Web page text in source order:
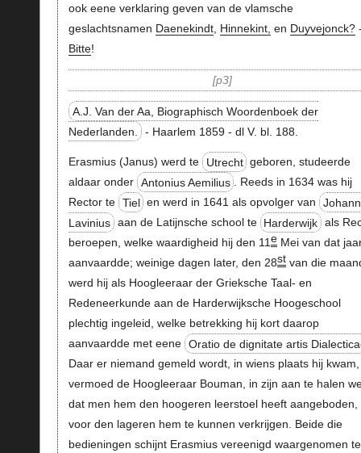
ook eene verklaring geven van de vlamsche
geslachtsnamen Daenekindt, Hinnekint, en Duyvejonck?
Bitte!
p3
A.J. Van der Aa, Biographisch Woordenboek der
Nederlanden. - Haarlem 1859 - dl V. bl. 188.
Erasmius (Janus) werd te Utrecht geboren, studeerde
aldaar onder Antonius Aemilius . Reeds in 1634 was hij
Rector te Tiel en werd in 1641 als opvolger van
Lavinius aan de Latijnsche school te Harderwijk als
beroepen, welke waardigheid hij den 11eMei van dat
aanvaardde; weinige dagen later, den 28stvan die
werd hij als Hoogleeraar der Grieksche Taal- en
Redeneerkunde aan de Harderwijksche Hoogeschool
plechtig ingeleid, welke betrekking hij kort daarop
aanvaardde met eene Oratio de dignitate artis
Daar er niemand gemeld wordt, in wiens plaats hij kwam,
vermoed de Hoogleeraar Bouman, in zijn aan te halen
dat men hem den hoogeren leerstoel heeft aangeboden,
voor den lageren hem te kunnen verkrijgen. Beide die
bedieningen schijnt Erasmius vereenigd waargenomen te